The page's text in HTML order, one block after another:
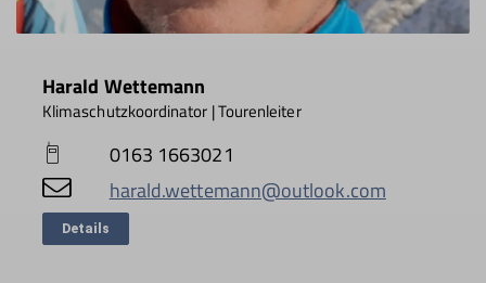
Harald Wettemann
Klimaschutzkoordinator | Tourenleiter
0163 1663021
harald.wettemann@outlook.com
Details